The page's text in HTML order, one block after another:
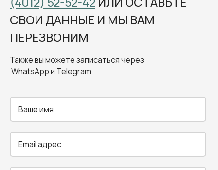
СВОИ ДАННЫЕ И МЫ ВАМ
ПЕРЕЗВОНИМ
Также вы можете записаться через
WhatsAppи Telegram